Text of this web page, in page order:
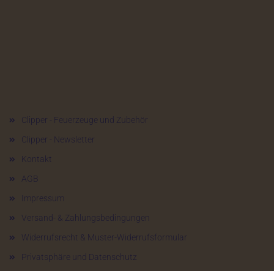
Clipper - Feuerzeuge und Zubehör
Clipper - Newsletter
Kontakt
AGB
Impressum
Versand- & Zahlungsbedingungen
Widerrufsrecht & Muster-Widerrufsformular
Privatsphäre und Datenschutz